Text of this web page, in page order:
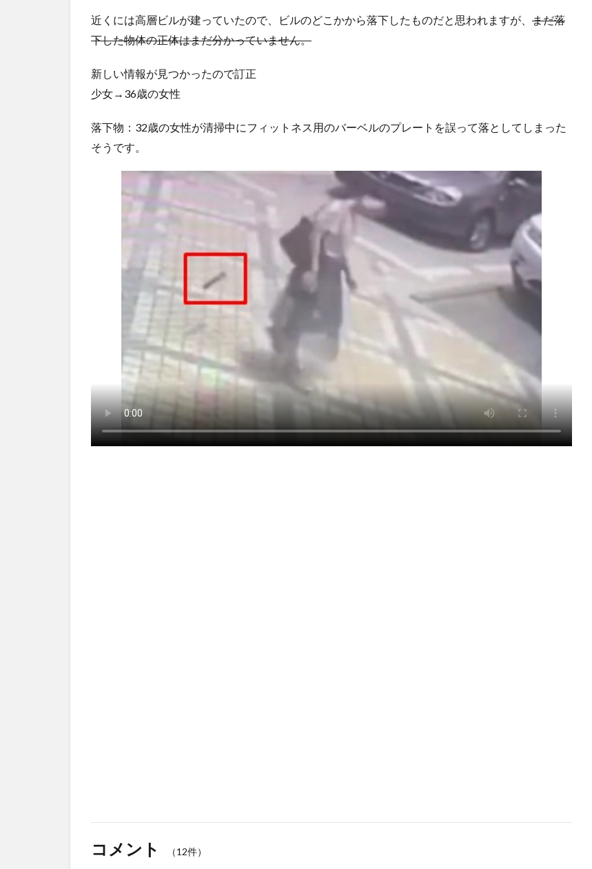
お知らせ (3/25)
お知らせ (1/26)
性の... (12/26)
【中国】パトカーの前で好演技www当たり屋やお煽り運転
Powered by livedoor 相互RSS
る → ... (5/20)
など盛... (3/1)
【怒報】撮影車を叩く当て逃げ老害を追跡！警察も出動す
【動画】ウクライナ中部でとんでもない大爆発が撮影され
(2/28)
Powered by livedoor 相互RSS
近くには高層ビルが建っていたので、ビルのどこかから落下したものだと思われますが、 まだ落
下した物体の正体はまだ分かっていません。
新しい情報が見つかったので訂正
少女→36歳の女性
落下物：32歳の女性が清掃中にフィットネス用のバーベルのプレートを誤って落としてしまった
そうです。
コメント （12件）